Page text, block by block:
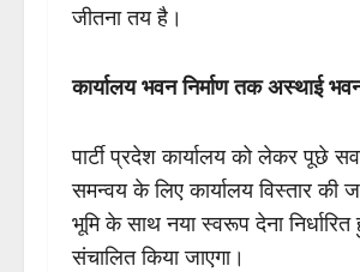
जीतना तय है।
कार्यालय भवन निर्माण तक अस्थाई
पार्टी प्रदेश कार्यालय को लेकर पूछे
समन्वय के लिए कार्यालय विस्तार
भूमि के साथ नया स्वरूप देना
संचालित किया जाएगा।